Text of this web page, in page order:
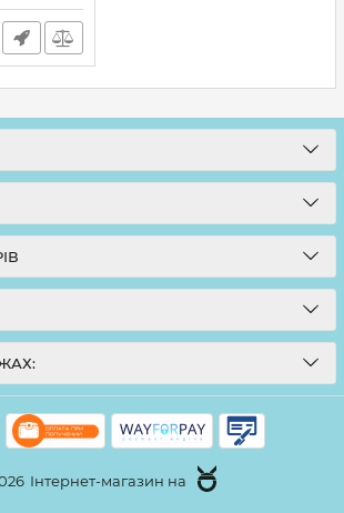
Інтернет-магазин на